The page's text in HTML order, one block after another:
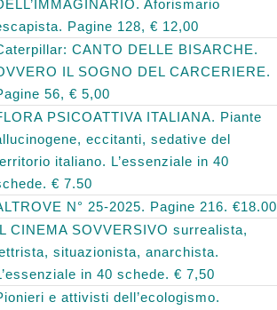
Aforismario
Pagine 128, € 12,00
CANTO DELLE BISARCHE.
IL SOGNO DEL CARCERIERE.
56, € 5,00
PSICOATTIVA ITALIANA. Piante
eccitanti, sedative del
italiano. L’essenziale in 40
€ 7.50
N° 25-2025. Pagine 216. €18.00
CINEMA SOVVERSIVO surrealista,
situazionista, anarchista.
in 40 schede. € 7,50
e attivisti dell’ecologismo.